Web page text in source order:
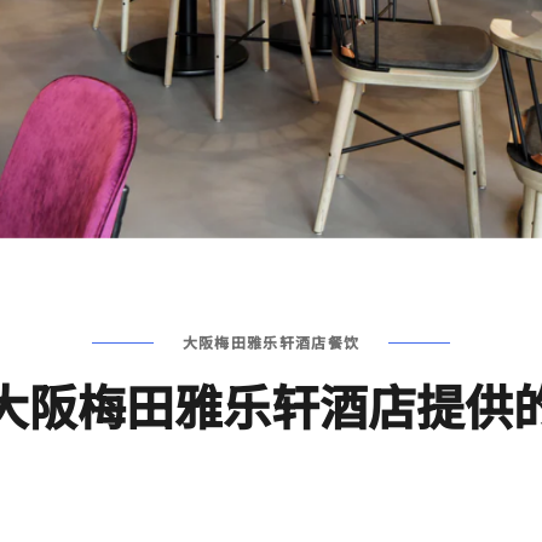
大阪梅田雅乐轩酒店餐饮
阪梅田雅乐轩酒店提供